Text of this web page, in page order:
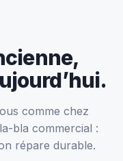
comme chez
bla commercial :
répare durable.